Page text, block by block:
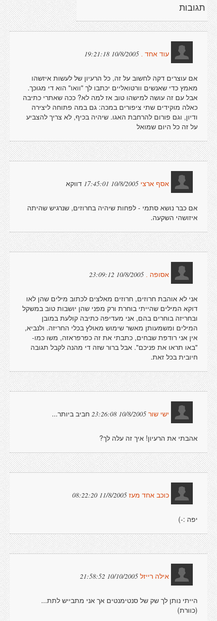
תגובות
עוד אחד . 10/8/2005 19:21:18
אם עוצרים דקה לחשוב על זה, כל הרעיון של לעשות איזשהו
מאמץ כדי שאנשים וורטואליים יכתבו לך "וואו" הוא די מגוכך.
אבל עם זה עושה למישהו טוב אז למה לא? ככה שאתרי כתיבה
כאלה מוקידים שתי ציפורים במכה: גם במה פתוחה ליצירה
ודיון, וגם פורום להרחבת האגו. שיהיה בכיף, לא צריך להצביע
על זה כל היום שמואל
אסף ארצי 10/8/2005 17:45:01 דווקא
אם כבר נושא סתמי - לפחות שיהיה בחרוזים, שנרגיש שהיתה
איזושהי השקעה.
אסופה . 10/8/2005 23:09:12
אני לא אוהבת חרוזים, חרוזים מאלצים לכתוב מילים שהן לאו
דוקא המילים שהייתי בוחרת ורק מפני שהן יושבות טוב במשקל
ובחריזה בוחרים בהם, אני מעדיפה כתיבה קולעת במובן
המילים ומשמעותן מאשר שימוש מאולץ בכלי החריזה. ולנביא,
אין אני רודפת שבחים, כתבתי את זה כפרפראזה, משו כמו-
"באו תראו את פניכם". אבל ברור שזה די מהנה לקבל תגובה
חיובית בכל זאת.
ישי שור 10/8/2005 23:26:08 חביב ביותר...
אהבתי את הרעיון! איך זה עלה לך?
כוכב אחד מעז 11/8/2005 08:22:20
יפה :-)
אילה רייזל 10/10/2005 21:58:52
הייתי נותן לך שק של סנטימנטים אך אני מתבייש לתת...
(כוורת)